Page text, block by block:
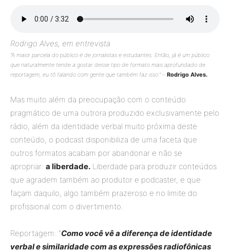
Rodrigo Alves, em entrevista
“A maior parcela do público é de jornalistas e estudantes. Então, já é um público
que naturalmente tende a gostar desse tipo de formato mais aprofundado de
reportagem, eu tô falando com gente que também faz isso.” – Rodrigo Alves.
Mas muito além da preocupação com o conteúdo
pragmático de uma outrora produzido exclusivamente pelo
rádio, além da identidade verbal muito próxima deste
conteúdo, o podcast disponibiliza de uma faceta que
outros formatos acabam por abandonar e não se
apropriar: a liberdade. Liberdade para produzir conteúdos
que agradem também ao produtor e podcaster, e que
façam daquilo, algo também prazeroso e no limite do
profissional com o divertimento.
Reportagem: “Como você vê a diferença de identidade
verbal e similaridade com as expressões radiofônicas